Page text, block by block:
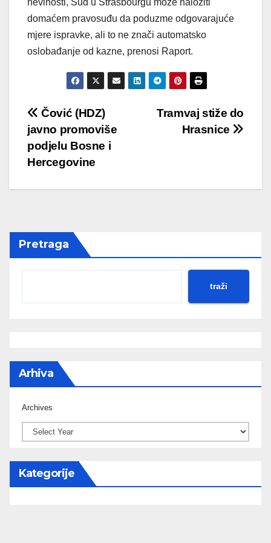
domaćem pravosuđu da poduzme odgovarajuće
mjere ispravke, ali to ne znači automatsko
oslobađanje od kazne, prenosi Raport.
Post
navigation
Tramvaj stiže do
Hrasnice
Čović (HDZ)
javno promoviše
podjelu Bosne i
Hercegovine
Pretraga
traži
Arhiva
Archives
Kategorije